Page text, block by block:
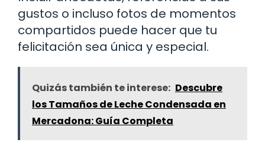
gustos o incluso fotos de momentos
compartidos puede hacer que tu
felicitación sea única y especial.
Quizás también te interese: Descubre
los Tamaños de Leche Condensada en
Mercadona: Guía Completa